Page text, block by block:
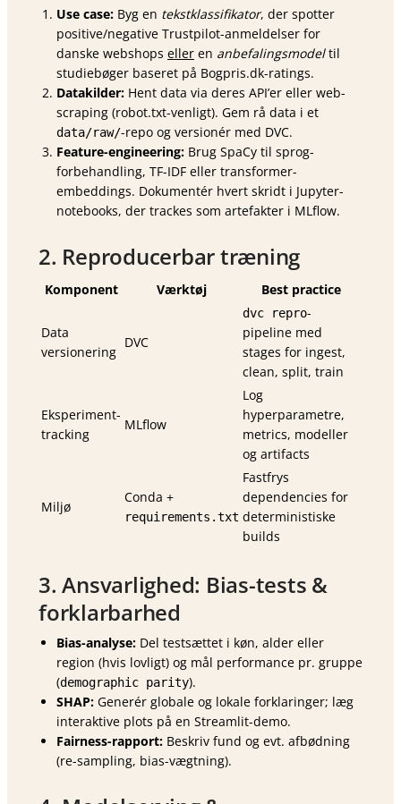
Use case: Byg en tekstklassifikator, der spotter
positive/negative Trustpilot-anmeldelser for
danske webshops eller en anbefalings­modeltil
studiebøger baseret på Bogpris.dk-ratings.
Datakilder: Hent data via deres API’er eller web-
scraping (robot.txt-venligt). Gem rå data i et
data/raw/-repo og versionér med DVC.
Feature-engineering: Brug SpaCy til sprog­
forbehandling, TF-IDF eller transformer-
embeddings. Dokumentér hvert skridt i Jupyter-
notebooks, der trackes som artefakter i MLflow.
2. Reproducerbar træning
Komponent Værktøj Best practice
Data
versionering
DVC
dvc repro-
pipeline med
stages for ingest,
clean, split, train
Eksperiment-
tracking
MLflow
Log
hyperparametre,
metrics, modeller
og artifacts
Miljø
Conda +
requirements.txt
Fastfrys
dependencies for
deterministiske
builds
3. Ansvarlighed: Bias-tests &
forklarbarhed
Bias-analyse: Del test­sættet i køn, alder eller
region (hvis lovligt) og mål performance pr. gruppe
(demographic parity).
SHAP: Generér globale og lokale forklaringer; læg
interaktive plots på en Streamlit-demo.
Fairness-rapport: Beskriv fund og evt. afbødning
(re-sampling, bias-vægtning).